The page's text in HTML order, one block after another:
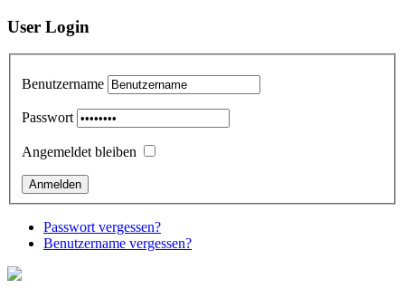
User Login
Benutzername
Passwort
Angemeldet bleiben
Passwort vergessen?
Benutzername vergessen?